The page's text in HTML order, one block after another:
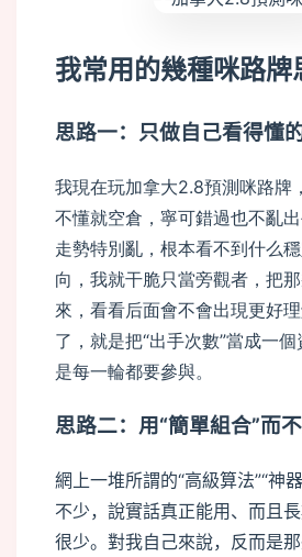
我常用的幾種咪路牌
思路一：只做自己看得懂
我現在玩加拿大2.8預測咪路牌
不懂就空倉，寧可錯過也不亂
走勢特別亂，根本看不到什么
向，我就干脆只當旁觀者，把
來，看看后面會不會出現更好
了，就是把“出手次數”當成一
是每一輪都要參與。
思路二：用“簡單組合”而
網上一堆所謂的“高級算法”“神
不少，說實話真正能用、而且
很少。對我自己來說，反而是